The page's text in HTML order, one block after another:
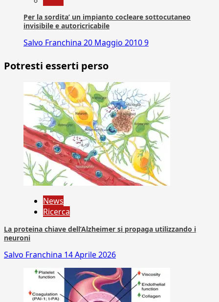
Per la sordita’ un impianto cocleare sottocutaneo
invisibile e autoricricabile
Salvo Franchina 20 Maggio 20109
Potresti esserti perso
News
Ricerca
La proteina chiave dell’Alzheimer si propaga utilizzando i
neuroni
Salvo Franchina 14 Aprile 2026